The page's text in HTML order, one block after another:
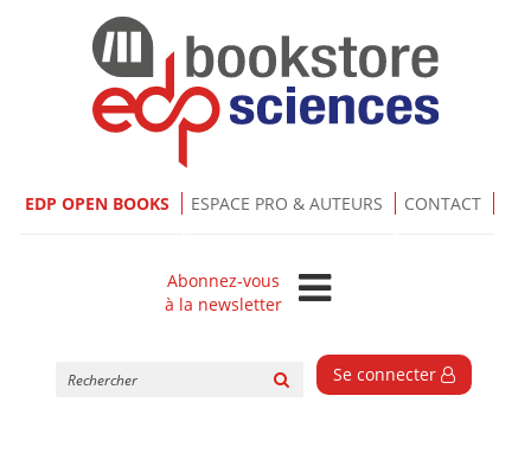
EDP OPEN BOOKS ESPACE PRO & AUTEURS CONTACT
Abonnez-vous
à la newsletter
Se connecter